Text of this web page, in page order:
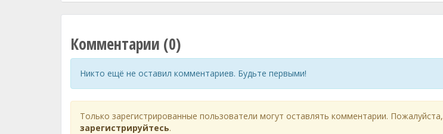
Комментарии (0)
Никто ещё не оставил комментариев. Будьте первыми!
Только зарегистрированные пользователи могут оставлять комментарии. Пожалуйста,
зарегистрируйтесь.